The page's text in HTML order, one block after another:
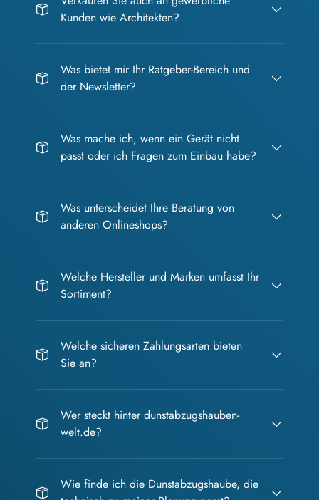
Kunden wie Architekten?
Was bietet mir Ihr Ratgeber-Bereich und
der Newsletter?
Was mache ich, wenn ein Gerät nicht
passt oder ich Fragen zum Einbau habe?
Was unterscheidet Ihre Beratung von
anderen Onlineshops?
Welche Hersteller und Marken umfasst Ihr
Sortiment?
Welche sicheren Zahlungsarten bieten
Sie an?
Wer steckt hinter dunstabzugshauben-
welt.de?
Wie finde ich die Dunstabzugshaube, die